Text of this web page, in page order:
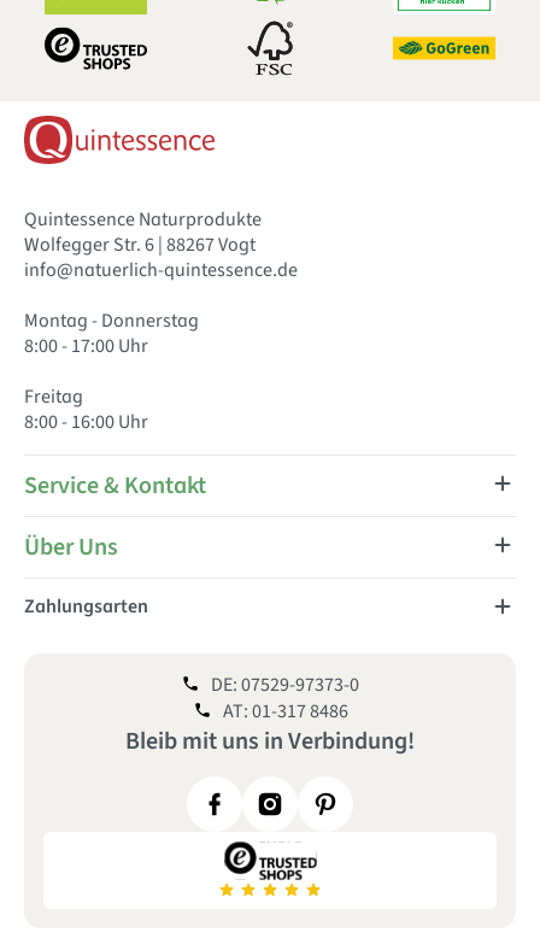
Quintessence Naturprodukte
Wolfegger Str. 6 | 88267 Vogt
info@natuerlich-quintessence.de
Montag - Donnerstag
8:00 - 17:00 Uhr
Freitag
8:00 - 16:00 Uhr
Service & Kontakt
Über Uns
Zahlungsarten
Bleib mit uns inVerbindung!
DE: 07529-97373-0
AT: 01-317 8486